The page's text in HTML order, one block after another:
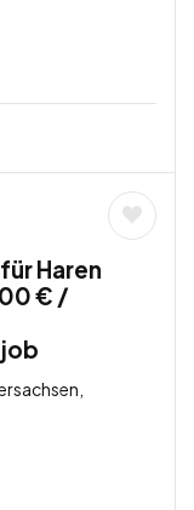
Haren
€ /